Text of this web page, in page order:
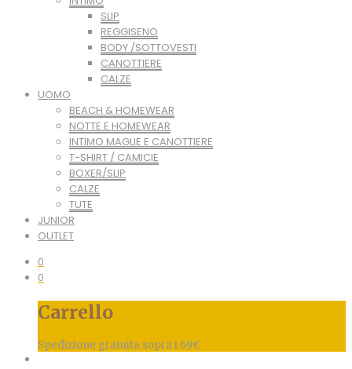
SLIP
REGGISENO
BODY /SOTTOVESTI
CANOTTIERE
CALZE
UOMO
BEACH & HOMEWEAR
NOTTE E HOMEWEAR
INTIMO MAGLIE E CANOTTIERE
T-SHIRT / CAMICIE
BOXER/SLIP
CALZE
TUTE
JUNIOR
OUTLET
0
0
Carrello
Spedizione gratuita sopra i 69€